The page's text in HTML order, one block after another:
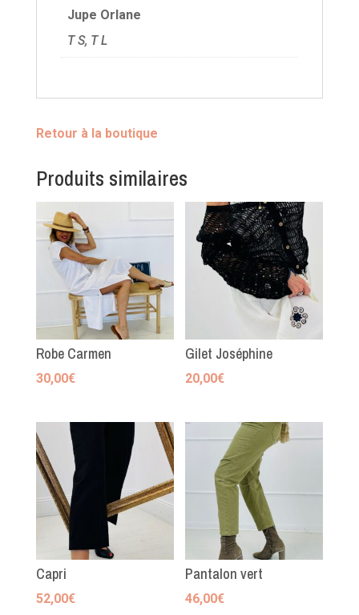
Jupe Orlane
T S, T L
Retour à la boutique
Produits similaires
Robe Carmen
30,00€
Gilet Joséphine
20,00€
Capri
52,00€
Pantalon vert
46,00€